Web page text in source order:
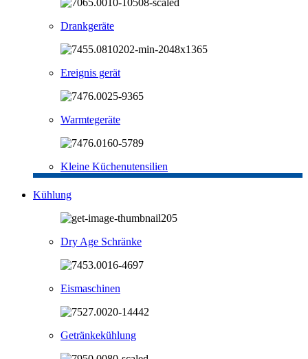
Drankgeräte
Ereignis gerät
Warmtegeräte
Kleine Küchenutensilien
Kühlung
Dry Age Schränke
Eismaschinen
Getränkekühlung